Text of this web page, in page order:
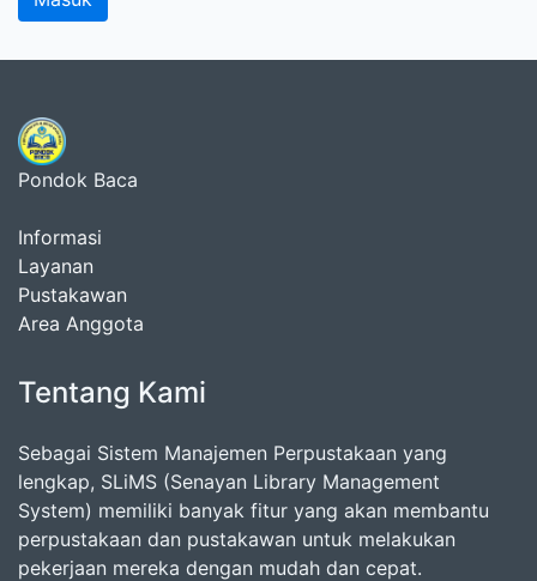
Pondok Baca
Informasi
Layanan
Pustakawan
Area Anggota
Tentang Kami
Sebagai Sistem Manajemen Perpustakaan yang
lengkap, SLiMS (Senayan Library Management
System) memiliki banyak fitur yang akan membantu
perpustakaan dan pustakawan untuk melakukan
pekerjaan mereka dengan mudah dan cepat.